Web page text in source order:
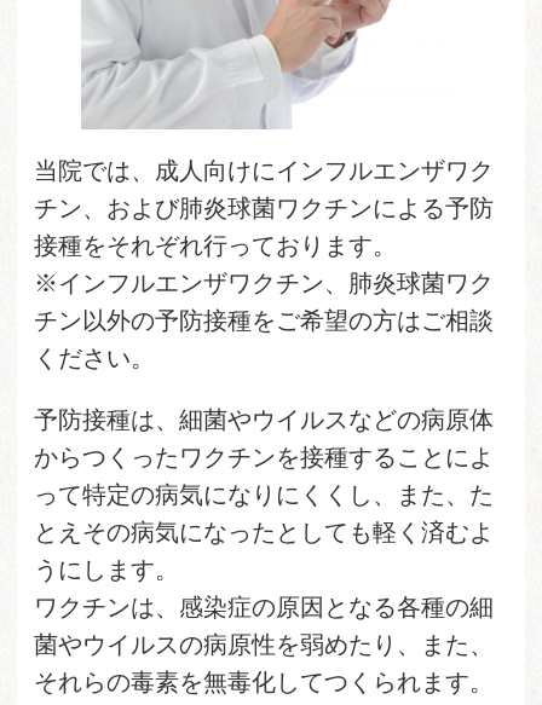
当院では、成人向けにインフルエンザワク
チン、および肺炎球菌ワクチンによる予防
接種をそれぞれ行っております。
※インフルエンザワクチン、肺炎球菌ワク
チン以外の予防接種をご希望の方はご相談
ください。
予防接種は、細菌やウイルスなどの病原体
からつくったワクチンを接種することによ
って特定の病気になりにくくし、また、た
とえその病気になったとしても軽く済むよ
うにします。
ワクチンは、感染症の原因となる各種の細
菌やウイルスの病原性を弱めたり、また、
それらの毒素を無毒化してつくられます。